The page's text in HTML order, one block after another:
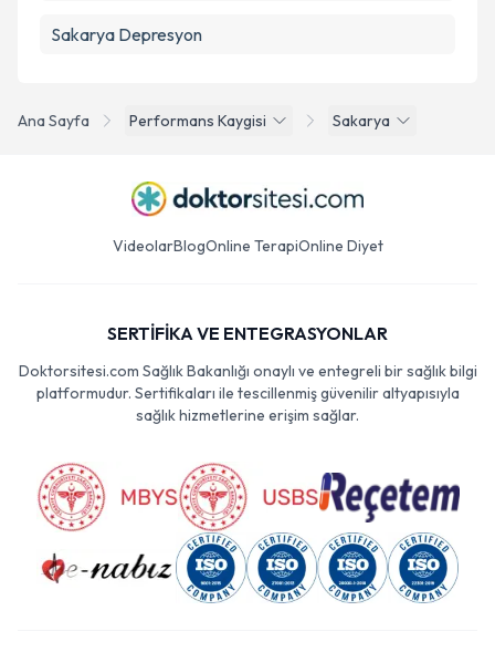
Ana Sayfa Performans Kaygisi Sakarya
Sakarya Depresyon
VideolarBlogOnline TerapiOnline Diyet
SERTİFİKA VE ENTEGRASYONLAR
Doktorsitesi.com Sağlık Bakanlığı onaylı ve entegreli bir sağlık bilgi
platformudur. Sertifikaları ile tescillenmiş güvenilir altyapısıyla
sağlık hizmetlerine erişim sağlar.